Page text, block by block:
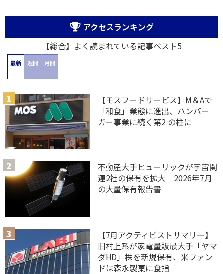
アクセスランキング
【総合】よく読まれている記事ベスト5
最新 週間 月間
【モスフードサービス】M＆Aで
「和食」業態に進出、ハンバー
ガー事業に続く第2 の柱に
不動産大手ヒューリックが宇宙関
連2社の保有を拡大 2026年7月
の大量保有報告書
【7月アクティビストサマリー】
旧村上系が家電量販最大手「ヤマ
ダHD」株を新規保有、米ファン
ドは森永製菓に食指